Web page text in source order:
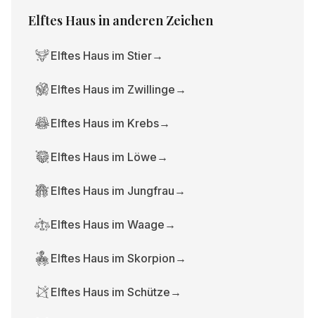
Elftes Hausin anderen Zeichen
Elftes Haus im Stier→
Elftes Haus im Zwillinge →
Elftes Haus im Krebs→
Elftes Haus im Löwe →
Elftes Haus im Jungfrau →
Elftes Haus im Waage →
Elftes Haus im Skorpion →
Elftes Haus im Schütze →